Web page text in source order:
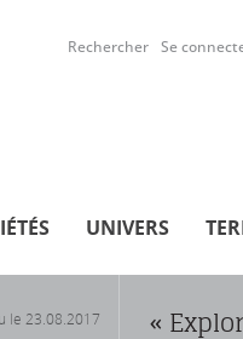
Rechercher Se
UNIVERS
le 23.08.2017 «